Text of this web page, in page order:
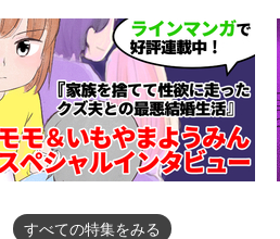
すべての特集をみる